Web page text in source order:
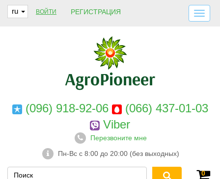
ru ВОЙТИ РЕГИСТРАЦИЯ
ДОСТАВКА И ОПЛАТА
О НАС
ГАРАНТИИ
КОНТАКТЫ
(096) 918-92-06
(066) 437-01-03
Viber
Перезвоните мне
Пн-Вс с 8:00 до 20:00 (без выходных)
0